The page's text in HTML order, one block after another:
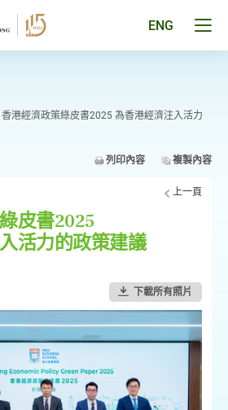
ENG
香港經濟政策綠皮書2025 為香港經濟注入活力
列印內容 複製內容
上一頁
皮書2025
活力的政策建議
下載所有照片